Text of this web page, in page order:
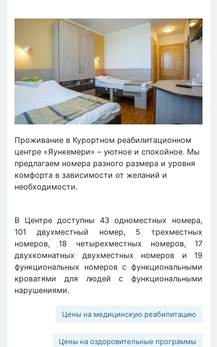
Проживание в Курортном реабилитационном
центре «Яункемери» – уютное и спокойное. Мы
предлагаем номера разного размера и уровня
комфорта в зависимости от желаний и
необходимости.
В Центре доступны 43 одноместных номера,
101 двухместный номер, 5 трехместных
номеров, 18 четырехместных номеров, 17
двухкомнатных двухместных номеров и 19
функциональных номеров с функциональными
кроватями для людей с функциональными
нарушениями.
Цены на медицинскую реабилитацию
Цены на оздоровительные программы